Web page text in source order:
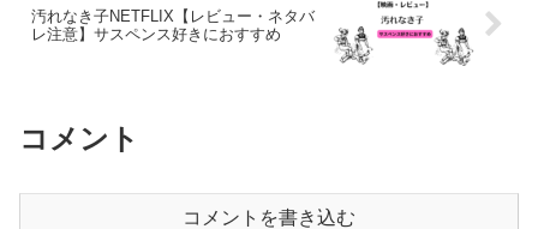
汚れなき子NETFLIX【レビュー・ネタバ
レ注意】サスペンス好きにおすすめ
コメント
コメントを書き込む